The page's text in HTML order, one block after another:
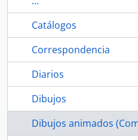
Catálogos
Correspondencia
Diarios
Dibujos
Dibujos animados